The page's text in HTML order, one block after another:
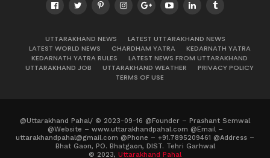
UTTARAKHAND NEWS
LATEST UTTARAKHAND NEWS
LATEST WORLD NEWS
CHARDHAM YATRA
KEDARNATH YATRA
KEDARNATH YATRA RULES
LATEST NEWS FROM UTTARAKHAND
UTTARAKHAND JOB
UTTARAKHAND WEATHER
PRIVACY POLICY
TERMS OF USE
@Uttarakhand Pahal/ © 2023-09-16 @Founder – Prashant Semwal
@Website – www.uttarakhandpahal.com @Email –
uttarakhandpahal@gmail.com @Phone – +91.7895209461 @Address –
Bhat Gaon, PO. Bhatgaon, DIST. Tehri Garhwal
© 2023, Uttarakhand Pahal